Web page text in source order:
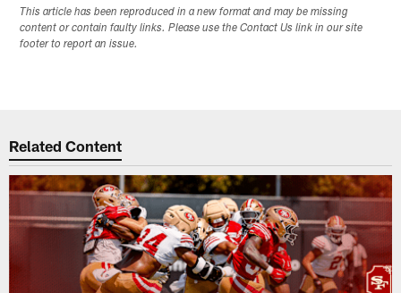
This article has been reproduced in a new format and may be missing
content or contain faulty links. Please use the Contact Us link in our site
footer to report an issue.
Related Content